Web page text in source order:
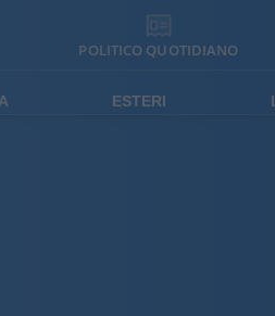
POLITICO QUOTIDIANO
ESTERI